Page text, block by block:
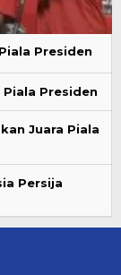
Presiden
Piala Presiden
Juara Piala
Persija